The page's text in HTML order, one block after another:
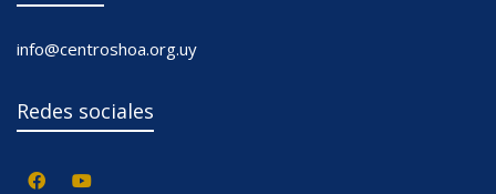
info@centroshoa.org.uy
Redes sociales